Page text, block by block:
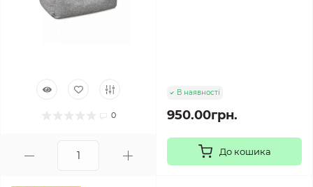
0
В наявності
950.00грн.
До кошика